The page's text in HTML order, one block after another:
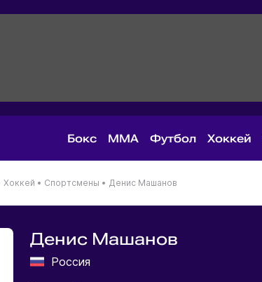
Бокс MMA Футбол Хоккей
Хоккей • Спортсмены • Денис Машанов
Денис Машанов
Россия